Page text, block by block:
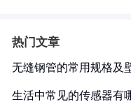
热门文章
无缝钢管的常用规格及
生活中常见的传感器有